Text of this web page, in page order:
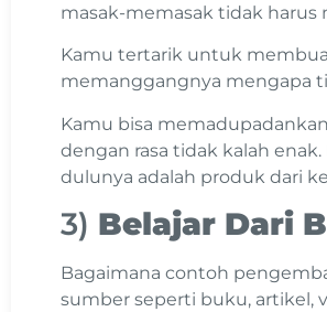
masak-memasak tidak harus
Kamu tertarik untuk
memanggangnya mengapa
Kamu bisa
dengan rasa tidak kalah
dulunya adalah produk dari
3) Belajar Dari
Bagaimana contoh
sumber seperti buku, artikel,